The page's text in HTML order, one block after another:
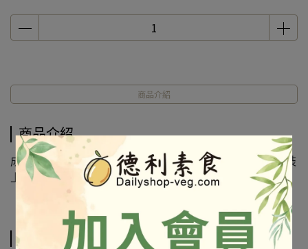
商品介紹
商品介紹
成份及營養標示如圖所示，若與圖片有差異時，以實際包裝
上標示為準
相關商品